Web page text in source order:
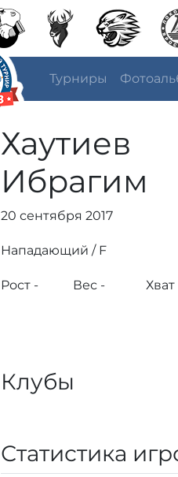
Турниры
Хаутиев
Ибрагим
20 сентября 2017
Нападающий / F
Рост - Вес - Хват
Клубы
Статистика